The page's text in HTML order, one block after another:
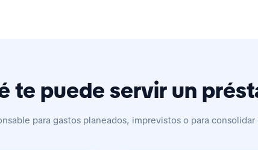
te puede servir un
para gastos planeados, imprevistos o para